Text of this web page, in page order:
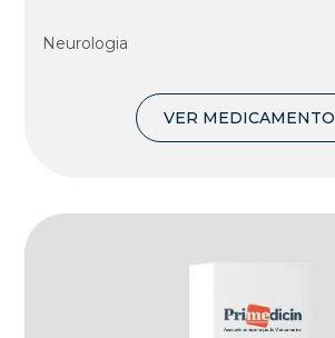
Neurologia
VER MEDICAMENTO